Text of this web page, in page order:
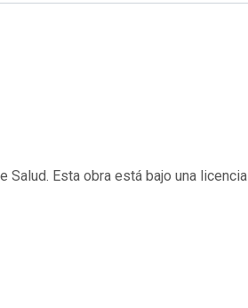
Esta obra está bajo una licencia